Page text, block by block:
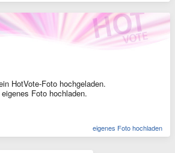
HotVote-Foto hochgeladen.
Foto hochladen.
eigenes Foto hochladen